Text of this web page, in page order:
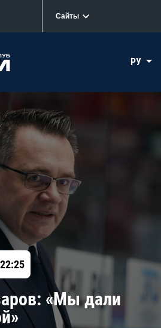
Сайты
РУ
«Мы дали